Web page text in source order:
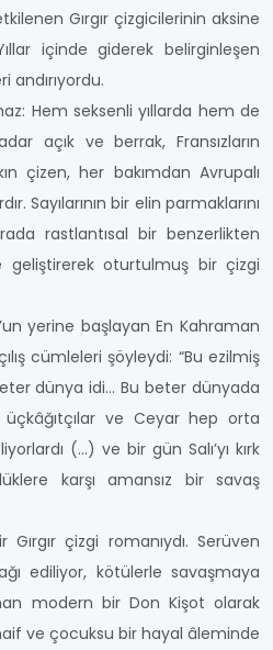
Gırgır çizgicilerinin aksine
içinde giderek belirginleşen
Hem seksenli yıllarda hem de
açık ve berrak, Fransızların
çizen, her bakımdan Avrupalı
Sayılarının bir elin parmaklarını
rastlantısal bir benzerlikten
geliştirerek oturtulmuş bir çizgi
yerine başlayan En Kahraman
cümleleri şöyleydi: “Bu ezilmiş
dünya idi… Bu beter dünyada
üçkâğıtçılar ve Ceyar hep orta
(…) ve bir gün Salı’yı kırk
karşı amansız bir savaş
çizgi romanıydı. Serüven
ediliyor, kötülerle savaşmaya
modern bir Don Kişot olarak
ve çocuksu bir hayal âleminde